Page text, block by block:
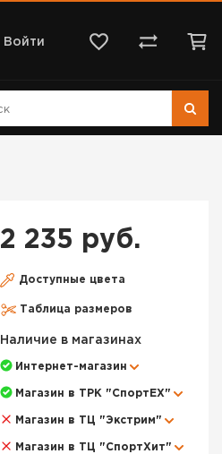
Войти
2 235 руб.
Доступные цвета
Таблица размеров
Наличие в магазинах
Интернет-магазин
Магазин в ТРК "СпортЕХ"
Магазин в ТЦ "Экстрим"
Магазин в ТЦ "СпортХит"